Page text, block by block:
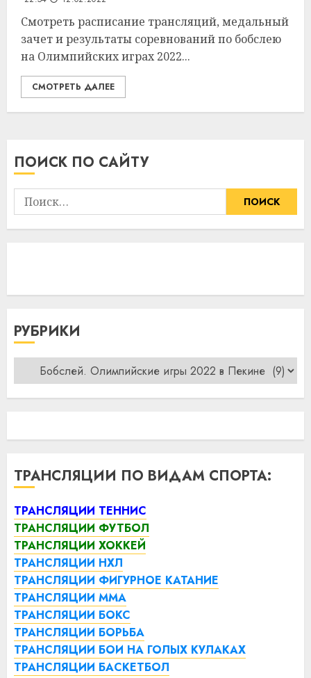
Смотреть расписание трансляций, медальный
зачет и результаты соревнований по бобслею
на Олимпийских играх 2022...
СМОТРЕТЬ ДАЛЕЕ
ПОИСК ПО САЙТУ
Найти:
РУБРИКИ
Рубрики
ТРАНСЛЯЦИИ ПО ВИДАМ СПОРТА:
ТРАНСЛЯЦИИ ТЕННИС
ТРАНСЛЯЦИИ ФУТБОЛ
ТРАНСЛЯЦИИ ХОККЕЙ
ТРАНСЛЯЦИИ НХЛ
ТРАНСЛЯЦИИ ФИГУРНОЕ КАТАНИЕ
ТРАНСЛЯЦИИ ММА
ТРАНСЛЯЦИИ БОКС
ТРАНСЛЯЦИИ БОРЬБА
ТРАНСЛЯЦИИ БОИ НА ГОЛЫХ КУЛАКАХ
ТРАНСЛЯЦИИ БАСКЕТБОЛ